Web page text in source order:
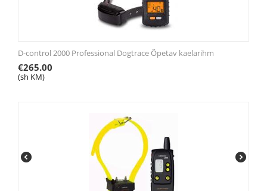
D-control 2000 Professional Dogtrace Õpetav kaelarihm
€265.00
(sh KM)